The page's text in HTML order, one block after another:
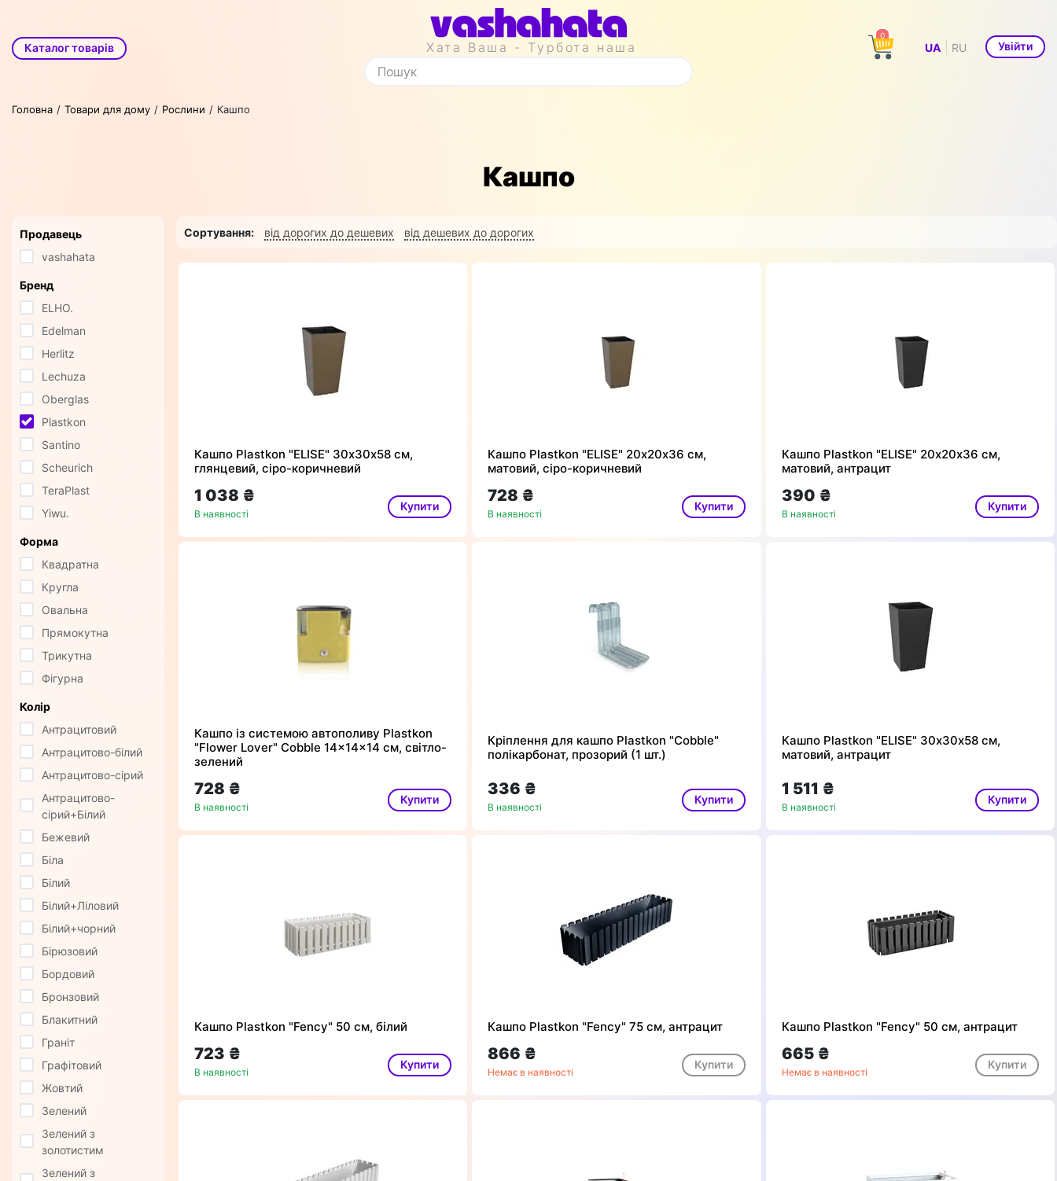
Каталог товарів Хата Ваша - Турбота наша
0
UA RU Увійти
Головна Товари для дому Рослини Кашпо
Кашпо
Продавець
vashahata
Бренд
ELHO.
Edelman
Herlitz
Lechuza
Oberglas
Plastkon
Santino
Scheurich
TeraPlast
Yiwu.
Форма
Квадратна
Кругла
Овальна
Прямокутна
Трикутна
Фігурна
Колір
Антрацитовий
Антрацитово-білий
Антрацитово-сірий
Антрацитово-
сірий+Білий
Бежевий
Біла
Білий
Білий+Ліловий
Білий+чорний
Бірюзовий
Бордовий
Бронзовий
Блакитний
Граніт
Графітовий
Жовтий
Зелений
Зелений з
золотистим
Зелений з
Сортування: від дорогих до дешевих від дешевих до дорогих
Кашпо Plastkon "ELISE" 30х30х58 см,
глянцевий, сіро-коричневий
1 038 ₴
В наявності
Купити
Кашпо Plastkon "ELISE" 20х20х36 см,
матовий, сіро-коричневий
728 ₴
В наявності
Купити
Кашпо Plastkon "ELISE" 20х20х36 см,
матовий, антрацит
390 ₴
В наявності
Купити
Кашпо із системою автополиву Plastkon
"Flower Lover" Cobble 14x14x14 см, світло-
зелений
728 ₴
В наявності
Купити
Кріплення для кашпо Plastkon "Cobble"
полікарбонат, прозорий (1 шт.)
336 ₴
В наявності
Купити
Кашпо Plastkon "ELISE" 30х30х58 см,
матовий, антрацит
1 511 ₴
В наявності
Купити
Кашпо Plastkon "Fency" 50 см, білий
723 ₴
В наявності
Купити
Кашпо Plastkon "Fency" 75 см, антрацит
866 ₴
Немає в наявності
Купити
Кашпо Plastkon "Fency" 50 см, антрацит
665 ₴
Немає в наявності
Купити